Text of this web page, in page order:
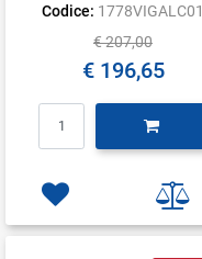
Codice: 1778VIGALC01
€ 207,00
€ 196,65